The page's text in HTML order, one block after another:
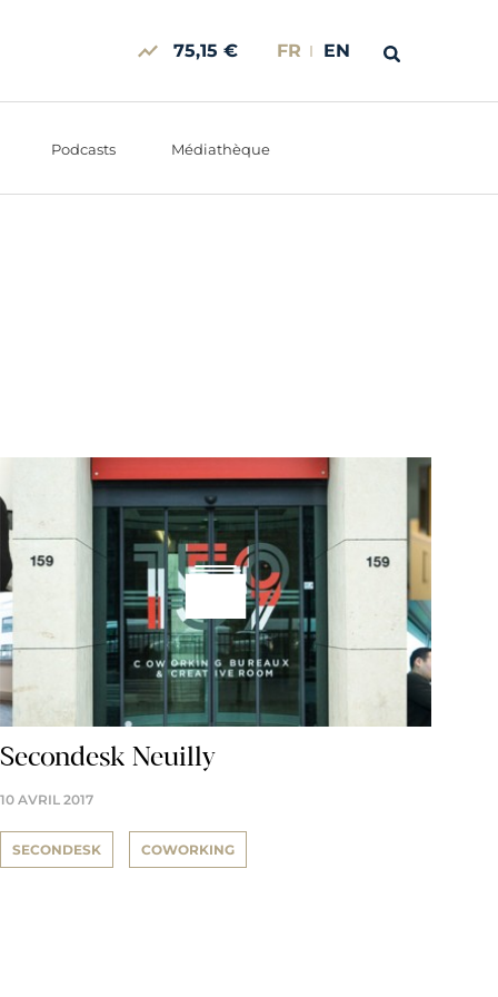
75,15 € FR EN
Podcasts Médiathèque
Secondesk Neuilly
10 AVRIL 2017
SECONDESK COWORKING